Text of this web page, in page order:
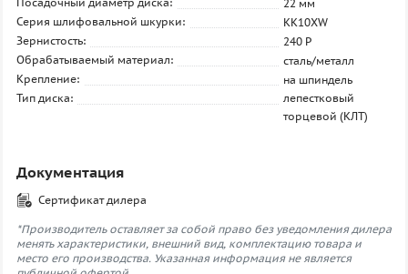
22 мм
Серия шлифовальной шкурки:
KK10XW
Зернистость:
240 P
Обрабатываемый материал:
сталь/металл
Крепление:
на шпиндель
Тип диска:
лепестковый
торцевой (КЛТ)
Документация
Сертификат дилера
*Производитель оставляет за собой право без уведомления дилера
менять характеристики, внешний вид, комплектацию товара и
место его производства. Указанная информация не является